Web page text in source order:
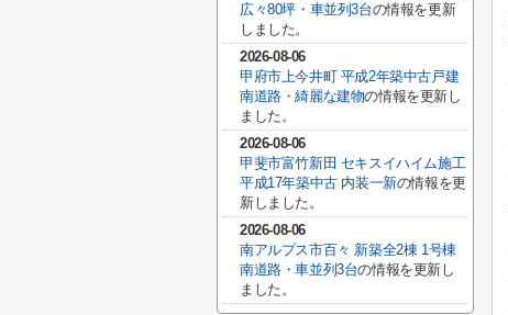
広々80坪・車並列3台の情報を更新
しました。
2026-08-06
甲府市上今井町 平成2年築中古戸建
南道路・綺麗な建物の情報を更新し
ました。
2026-08-06
甲斐市富竹新田 セキスイハイム施工
平成17年築中古 内装一新の情報を更
新しました。
2026-08-06
南アルプス市百々 新築全2棟 1号棟
南道路・車並列3台の情報を更新し
ました。